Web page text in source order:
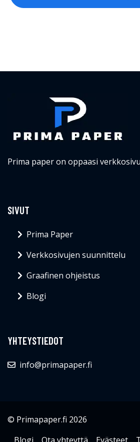
Prima paper on oppaasi
SIVUT
Prima Paper
Verkkosivujen suunnittelu
Graafinen ohjeistus
Blogi
YHTEYSTIEDOT
info@primapaper.fi
© Primapaper.fi 2026